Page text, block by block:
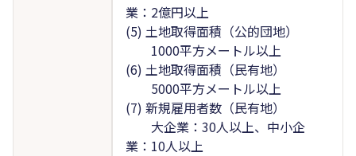
業：2億円以上
(5) 土地取得面積（公的団地）
1000平方メートル以上
(6) 土地取得面積（民有地）
5000平方メートル以上
(7) 新規雇用者数（民有地）
大企業：30人以上、中小企
業：10人以上